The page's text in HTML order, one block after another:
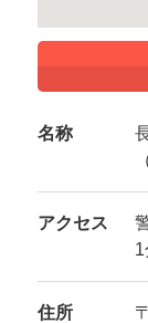
名称
アクセス
1
住所